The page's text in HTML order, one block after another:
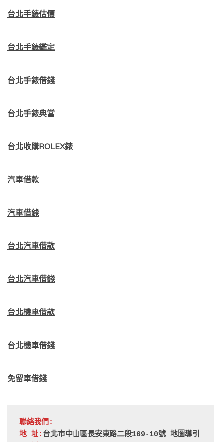
台北手錶估價
台北手錶鑑定
台北手錶借錢
台北手錶典當
台北收購ROLEX錶
汽車借款
汽車借錢
台北汽車借款
台北汽車借錢
台北機車借款
台北機車借錢
免留車借錢
聯絡我們:
地 址: 台北市中山區長安東路二段169-10號 地圖導引